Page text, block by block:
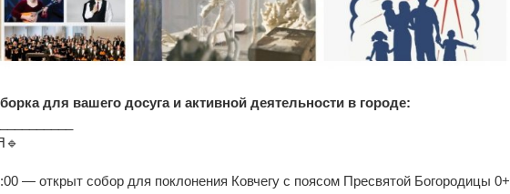
для вашего досуга и активной деятельности в городе:
— открыт собор для поклонения Ковчегу с поясом Пресвятой Богородицы 0+